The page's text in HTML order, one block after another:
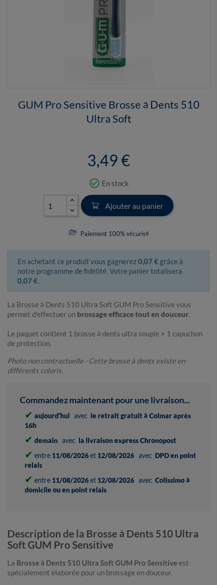
GUM Pro Sensitive Brosse à Dents 510
Ultra Soft
3,49 €
check_circle_outline En stock
Ajouter au panier
Paiement 100% sécurisé
En achetant ce produit vous gagnerez0,07 € grâce à
notre programme de fidélité. Votre panier totalisera
0,07 €.
La Brosse à Dents 510 Ultra Soft GUM Pro Sensitive vous
permet d'effectuer un brossage efficace tout en douceur.
Le paquet contient 1 brosse à dents ultra souple + 1 capuchon
de protection.
Photo non contractuelle - Cette brosse à dents existe en
différents coloris.
Commandez maintenant pour une livraison...
✔ aujourd'hui avec le retrait gratuit à Colmar après
16h
✔ demain avec la livraison express Chronopost
✔ entre 11/08/2026et 12/08/2026 avec DPD en point
relais
✔ entre 11/08/2026et 12/08/2026 avec Colissimo à
domicile ou en point relais
Description de la Brosse à Dents 510 Ultra
Soft GUM Pro Sensitive
La Brosse à Dents 510 Ultra Soft GUM Pro Sensitiveest
spécialement élaborée pour un brossage en douceur.